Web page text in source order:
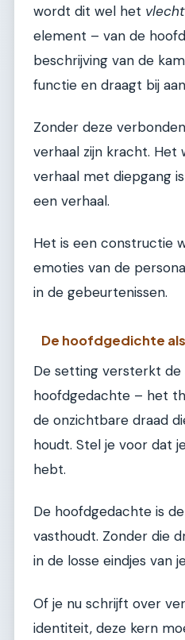
wordt dit wel het
element – van de
beschrijving van de
functie en draagt bij
Zonder deze
verhaal zijn kracht. Het
verhaal met diepgang
een verhaal.
Het is een constructie
emoties van de
in de gebeurtenissen.
De hoofdgedichte
De setting versterkt de
hoofdgedachte – het
de onzichtbare draad
houdt. Stel je voor dat
hebt.
De hoofdgedachte is
vasthoudt. Zonder die
in de losse eindjes van
Of je nu schrijft over
identiteit, deze kern